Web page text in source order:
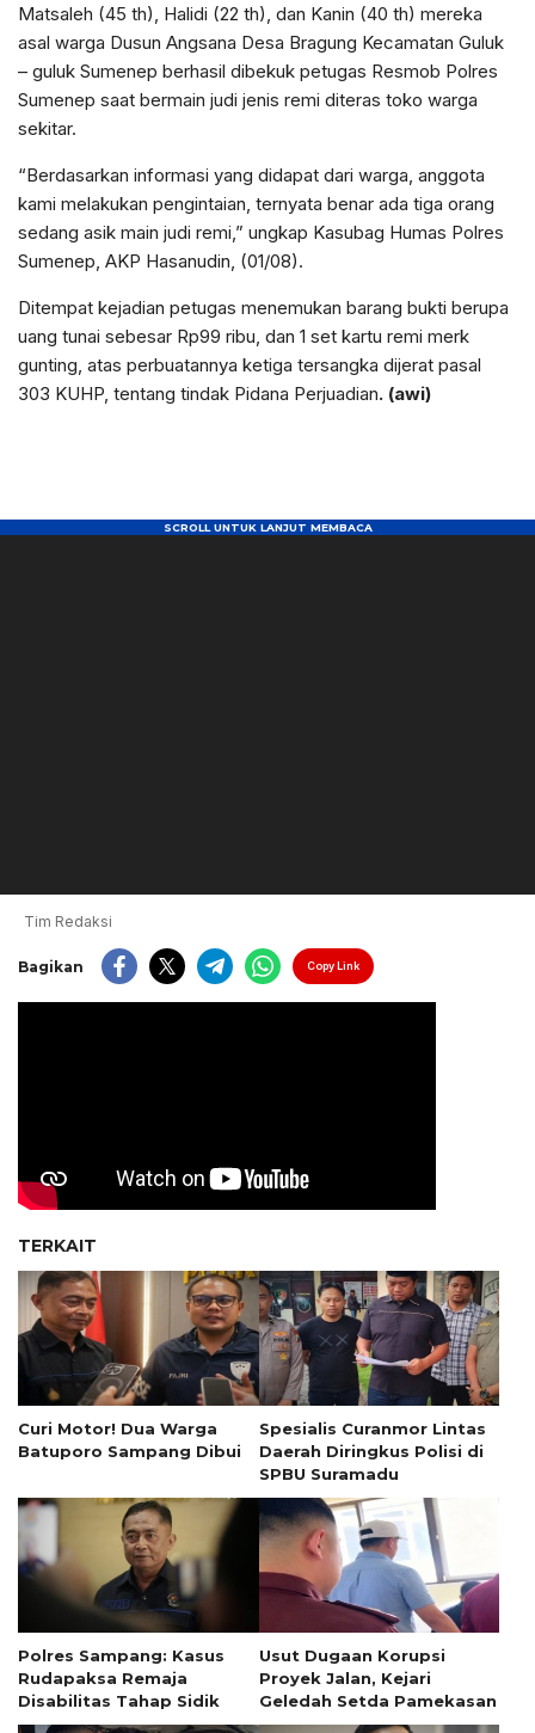
Matsaleh (45 th), Halidi (22 th), dan Kanin (40 th) mereka
asal warga Dusun Angsana Desa Bragung Kecamatan Guluk
– guluk Sumenep berhasil dibekuk petugas Resmob Polres
Sumenep saat bermain judi jenis remi diteras toko warga
sekitar.
“Berdasarkan informasi yang didapat dari warga, anggota
kami melakukan pengintaian, ternyata benar ada tiga orang
sedang asik main judi remi,” ungkap Kasubag Humas Polres
Sumenep, AKP Hasanudin, (01/08).
Ditempat kejadian petugas menemukan barang bukti berupa
uang tunai sebesar Rp99 ribu, dan 1 set kartu remi merk
gunting, atas perbuatannya ketiga tersangka dijerat pasal
303 KUHP, tentang tindak Pidana Perjuadian. (awi)
Tim Redaksi
Bagikan Copy Link
TERKAIT
Curi Motor! Dua Warga
Batuporo Sampang Dibui
Spesialis Curanmor Lintas
Daerah Diringkus Polisi di
SPBU Suramadu
Polres Sampang: Kasus
Rudapaksa Remaja
Disabilitas Tahap Sidik
Usut Dugaan Korupsi
Proyek Jalan, Kejari
Geledah Setda Pamekasan